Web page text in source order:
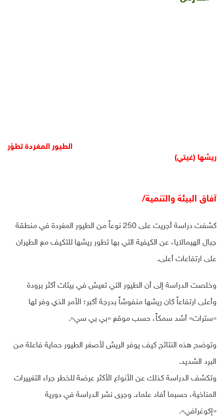
الطيور المغردة تطوّر
ريشها (غيتي)
آفاق البيئة والتنمية/
كشفت دراسة أجريت على 250 نوعاً من الطيور المغردة في منطقة
جبال الهيمالايا، عن الكيفية التي بها تطور ريشها للتكيف مع الطيران
على ارتفاعات أعلى.
وخلصت الدراسة إلى أن الطيور التي تعيش في بيئات أكثر برودة
وأعلى ارتفاعاً كان ريشها منفوشاً بدرجة أكبر؛ الأمر الذي وفر لها
«سترات» أشد سمكاً، حسب موقع «بي بي سي».
وتوضح هذه النتائج كيف يوفر الريش لأصغر الطيور حماية فاعلة من
البرد الشديد.
وتكشف الدراسة كذلك عن الأنواع الأكثر عرضة للخطر جراء التغييرات
المناخية، حسبما أفاد علماء. وجرى نشر الدراسة في دورية
«إكوغرافي».